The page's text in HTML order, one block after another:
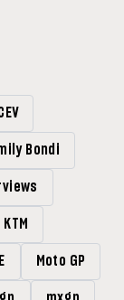
Bondi
KTM
Moto GP